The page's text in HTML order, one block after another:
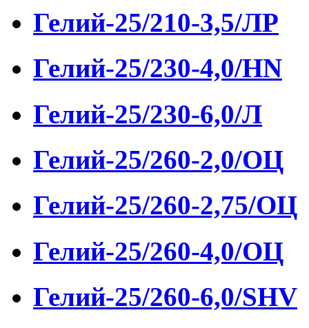
Гелий-25/210-3,5/ЛР
Гелий-25/230-4,0/HN
Гелий-25/230-6,0/Л
Гелий-25/260-2,0/ОЦ
Гелий-25/260-2,75/ОЦ
Гелий-25/260-4,0/ОЦ
Гелий-25/260-6,0/SHV